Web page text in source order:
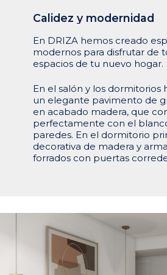
Calidez y modernidad
En DRIZA hemos creado
modernos para disfrutar de
espacios de tu nuevo hogar.
En el salón y los dormitorios
un elegante pavimento de
en acabado madera, que
perfectamente con el
paredes. En el dormitorio
decorativa de madera y
forrados con puertas